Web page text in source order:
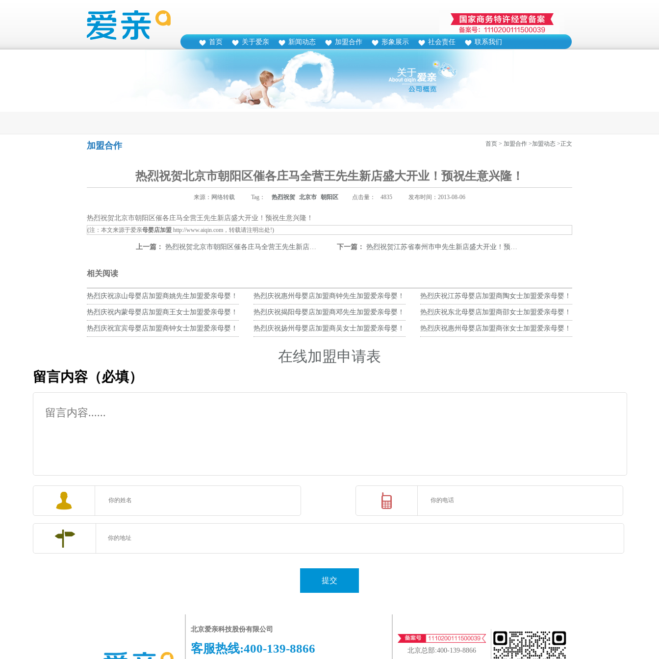
首页 关于爱亲 新闻动态 加盟合作 形象展示 社会责任 联系我们
加盟合作 首页 > 加盟合作 >加盟动态 >正文
热烈祝贺北京市朝阳区催各庄马全营王先生新店盛大开业！预祝生意兴隆！
来源： 网络转载 Tag： 热烈祝贺 北京市 朝阳区 点击量： 4835 发布时间：2013-08-06
热烈祝贺北京市朝阳区催各庄马全营王先生新店盛大开业！预祝生意兴隆！
(注：本文来源于爱亲母婴店加盟 http://www.aiqin.com ，转载请注明出处!)
上一篇： 热烈祝贺北京市朝阳区催各庄马全营王先生新店盛大开业！预祝生意兴隆！ 下一篇： 热烈祝贺江苏省泰州市申先生新店盛大开业！预祝生意兴隆！财源广进！
相关阅读
热烈庆祝凉山母婴店加盟商姚先生加盟爱亲母婴！
预祝生意兴隆！
热烈庆祝惠州母婴店加盟商钟先生加盟爱亲母婴！
预祝生意兴隆！
热烈庆祝江苏母婴店加盟商陶女士加盟爱亲母婴！
预祝生意兴隆！
热烈庆祝内蒙母婴店加盟商王女士加盟爱亲母婴！
预祝生意兴隆！
热烈庆祝揭阳母婴店加盟商邓先生加盟爱亲母婴！
预祝生意兴隆！
热烈庆祝东北母婴店加盟商邵女士加盟爱亲母婴！
预祝生意兴隆！
热烈庆祝宜宾母婴店加盟商钟女士加盟爱亲母婴！ 热烈庆祝扬州母婴店加盟商吴女士加盟爱亲母婴！ 热烈庆祝惠州母婴店加盟商张女士加盟爱亲母婴！
在线加盟申请表
留言内容（必填）
提交
北京爱亲科技股份有限公司
客服热线:400-139-8866 北京总部:400-139-8866